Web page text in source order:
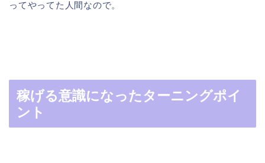
ってやってた人間なので。
稼げる意識になったターニングポイ
ント